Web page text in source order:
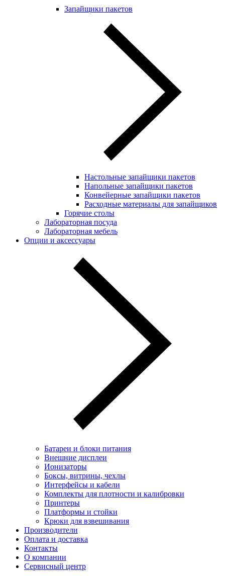
Запайщики пакетов
Настольные запайщики пакетов
Напольные запайщики пакетов
Конвейерные запайщики пакетов
Расходные материалы для запайщиков
Горячие столы
Лабораторная посуда
Лабораторная мебель
Опции и аксессуары
Батареи и блоки питания
Внешние дисплеи
Ионизаторы
Боксы, витрины, чехлы
Интерфейсы и кабели
Комплекты для плотности и калибровки
Принтеры
Платформы и стойки
Крюки для взвешивания
Производители
Оплата и доставка
Контакты
О компании
Сервисный центр